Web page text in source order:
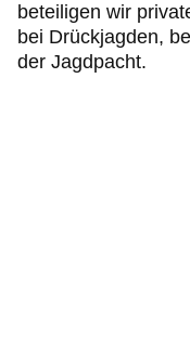
beteiligen wir
bei Drückjagden,
der Jagdpacht.